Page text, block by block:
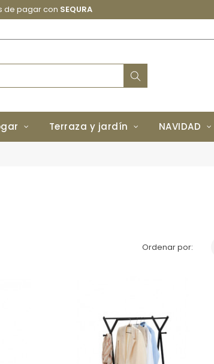
de pagar con SEQURA
Terraza y jardín NAVIDAD
Ordenar por: